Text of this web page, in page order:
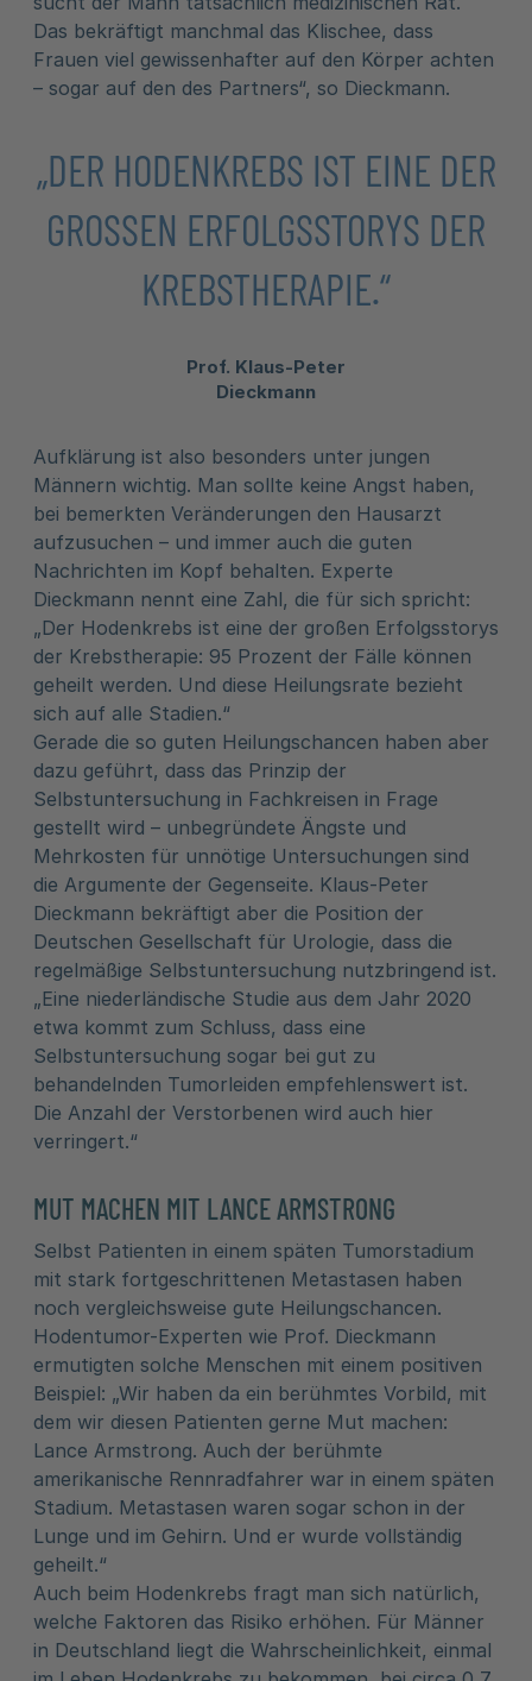
Das bekräftigt manchmal das Klischee, dass
Frauen viel gewissenhafter auf den Körper achten
– sogar auf den des Partners“, so Dieckmann.
„DER HODENKREBS IST EINE DER
GROSSEN ERFOLGSSTORYS DER K
REBSTHERAPIE.“
Prof. Klaus-Peter
Dieckmann
Aufklärung ist also besonders unter jungen
Männern wichtig. Man sollte keine Angst haben,
bei bemerkten Veränderungen den Hausarzt
aufzusuchen – und immer auch die guten
Nachrichten im Kopf behalten. Experte
Dieckmann nennt eine Zahl, die für sich spricht:
„Der Hodenkrebs ist eine der großen Erfolgsstorys
der Krebstherapie: 95 Prozent der Fälle können
geheilt werden. Und diese Heilungsrate bezieht
sich auf alle Stadien.“
Gerade die so guten Heilungschancen haben aber
dazu geführt, dass das Prinzip der
Selbstuntersuchung in Fachkreisen in Frage
gestellt wird – unbegründete Ängste und
Mehrkosten für unnötige Untersuchungen sind
die Argumente der Gegenseite. Klaus-Peter
Dieckmann bekräftigt aber die Position der
Deutschen Gesellschaft für Urologie, dass die
regelmäßige Selbstuntersuchung nutzbringend ist.
„Eine niederländische Studie aus dem Jahr 2020
etwa kommt zum Schluss, dass eine
Selbstuntersuchung sogar bei gut zu
behandelnden Tumorleiden empfehlenswert ist.
Die Anzahl der Verstorbenen wird auch hier
verringert.“
MUT MACHEN MIT LANCE ARMSTRONG
Selbst Patienten in einem späten Tumorstadium
mit stark fortgeschrittenen Metastasen haben
noch vergleichsweise gute Heilungschancen.
Hodentumor-Experten wie Prof. Dieckmann
ermutigten solche Menschen mit einem positiven
Beispiel: „Wir haben da ein berühmtes Vorbild, mit
dem wir diesen Patienten gerne Mut machen:
Lance Armstrong. Auch der berühmte
amerikanische Rennradfahrer war in einem späten
Stadium. Metastasen waren sogar schon in der
Lunge und im Gehirn. Und er wurde vollständig
geheilt.“
Auch beim Hodenkrebs fragt man sich natürlich,
welche Faktoren das Risiko erhöhen. Für Männer
in Deutschland liegt die Wahrscheinlichkeit, einmal